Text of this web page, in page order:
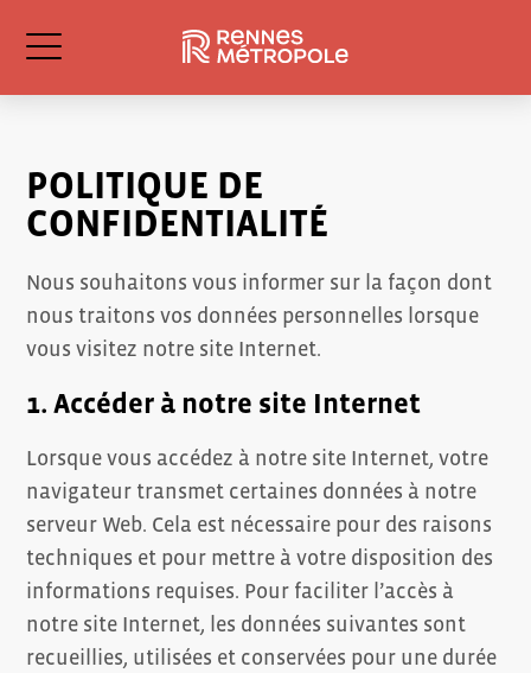
POLITIQUE DE
CONFIDENTIALITÉ
Nous souhaitons vous informer sur la façon dont
nous traitons vos données personnelles lorsque
vous visitez notre site Internet.
1. Accéder à notre site Internet
Lorsque vous accédez à notre site Internet, votre
navigateur transmet certaines données à notre
serveur Web. Cela est nécessaire pour des raisons
techniques et pour mettre à votre disposition des
informations requises. Pour faciliter l’accès à
notre site Internet, les données suivantes sont
recueillies, utilisées et conservées pour une durée